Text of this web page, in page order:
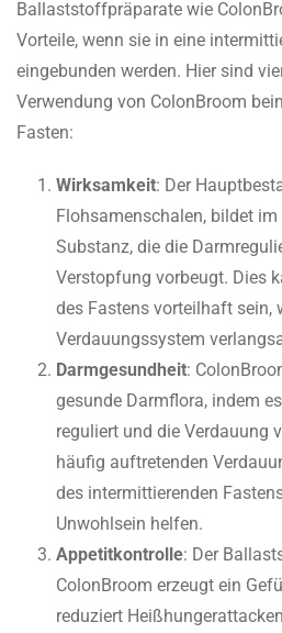
Ballaststoffpräparate wie
Vorteile, wenn sie in eine
eingebunden werden. Hier sind
Verwendung von ColonBroom
Fasten:
Wirksamkeit: Der
Flohsamenschalen, bildet
Substanz, die die
Verstopfung vorbeugt. Dies
des Fastens vorteilhaft sein,
Verdauungssystem
Darmgesundheit:
gesunde Darmflora, indem
reguliert und die Verdauung
häufig auftretenden
des intermittierenden
Unwohlsein helfen.
Appetitkontrolle: Der
ColonBroom erzeugt ein
reduziert